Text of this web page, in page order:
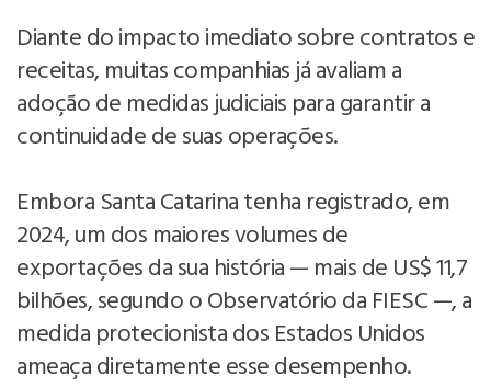
Diante do impacto imediato sobre contratos e
receitas, muitas companhias já avaliam a
adoção de medidas judiciais para garantir a
continuidade de suas operações.
Embora Santa Catarina tenha registrado, em
2024, um dos maiores volumes de
exportações da sua história — mais de US$ 11,7
bilhões, segundo o Observatório da FIESC —, a
medida protecionista dos Estados Unidos
ameaça diretamente esse desempenho.